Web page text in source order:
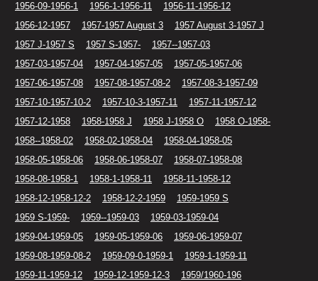
1956-09-1956-1
1956-1-1956-11
1956-11-1956-12
1956-12-1957
1957-1957 August 3
1957 August 3-1957 J
1957 J-1957 S
1957 S-1957-
1957--1957-03
1957-03-1957-04
1957-04-1957-05
1957-05-1957-06
1957-06-1957-08
1957-08-1957-08-2
1957-08-3-1957-09
1957-10-1957-10-2
1957-10-3-1957-11
1957-11-1957-12
1957-12-1958
1958-1958 J 1958 J-1958 O
1958 O-1958-
1958--1958-02
1958-02-1958-04
1958-04-1958-05
1958-05-1958-06
1958-06-1958-07
1958-07-1958-08
1958-08-1958-1
1958-1-1958-11
1958-11-1958-12
1958-12-1958-12-2
1958-12-2-1959
1959-1959 S
1959 S-1959-
1959--1959-03
1959-03-1959-04
1959-04-1959-05
1959-05-1959-06
1959-06-1959-07
1959-08-1959-08-2
1959-09-0-1959-1
1959-1-1959-11
1959-11-1959-12
1959-12-1959-12-3
1959/1960-196